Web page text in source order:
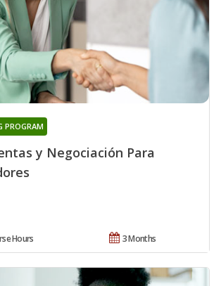
y Negociación Para
PROGRAM
3 Months
Hours